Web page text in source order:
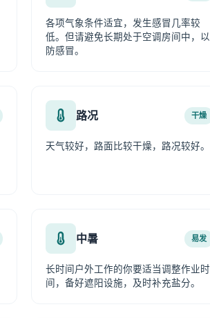
各项气象条件适宜，发生感冒几率较
低。但请避免长期处于空调房间中，以
防感冒。
路况 干燥
天气较好，路面比较干燥，路况较好。
中暑 易发
长时间户外工作的你要适当调整作业时
间，备好遮阳设施，及时补充盐分。